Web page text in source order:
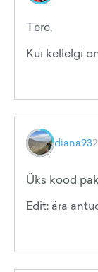
Tere,
Kui kellelgi
diana93
Üks kood
Edit: ära